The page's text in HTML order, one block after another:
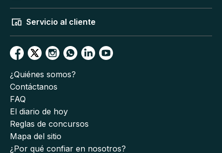
Servicio al cliente
¿Quiénes somos?
Contáctanos
FAQ
El diario de hoy
Reglas de concursos
Mapa del sitio
¿Por qué confiar en nosotros?